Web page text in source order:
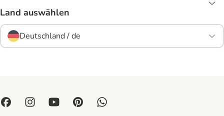
Land auswählen
Deutschland / de